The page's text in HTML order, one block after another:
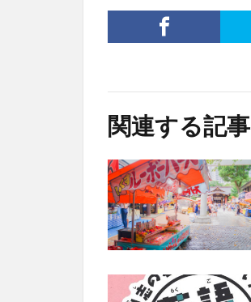
関連する記事